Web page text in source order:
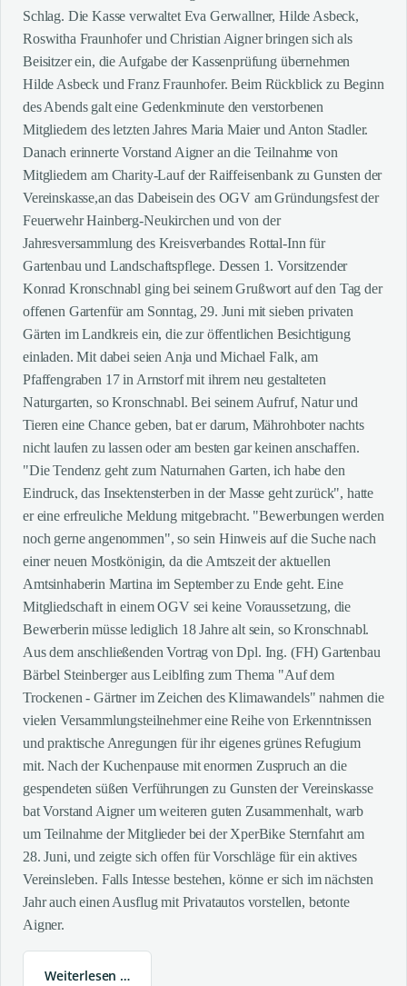
Schlag. Die Kasse verwaltet Eva Gerwallner, Hilde Asbeck,
Roswitha Fraunhofer und Christian Aigner bringen sich als
Beisitzer ein, die Aufgabe der Kassenprüfung übernehmen
Hilde Asbeck und Franz Fraunhofer. Beim Rückblick zu Beginn
des Abends galt eine Gedenkminute den verstorbenen
Mitgliedern des letzten Jahres Maria Maier und Anton Stadler.
Danach erinnerte Vorstand Aigner an die Teilnahme von
Mitgliedern am Charity-Lauf der Raiffeisenbank zu Gunsten der
Vereinskasse,an das Dabeisein des OGV am Gründungsfest der
Feuerwehr Hainberg-Neukirchen und von der
Jahresversammlung des Kreisverbandes Rottal-Inn für
Gartenbau und Landschaftspflege. Dessen 1. Vorsitzender
Konrad Kronschnabl ging bei seinem Grußwort auf den Tag der
offenen Gartenfür am Sonntag, 29. Juni mit sieben privaten
Gärten im Landkreis ein, die zur öffentlichen Besichtigung
einladen. Mit dabei seien Anja und Michael Falk, am
Pfaffengraben 17 in Arnstorf mit ihrem neu gestalteten
Naturgarten, so Kronschnabl. Bei seinem Aufruf, Natur und
Tieren eine Chance geben, bat er darum, Mährohboter nachts
nicht laufen zu lassen oder am besten gar keinen anschaffen.
"Die Tendenz geht zum Naturnahen Garten, ich habe den
Eindruck, das Insektensterben in der Masse geht zurück", hatte
er eine erfreuliche Meldung mitgebracht. "Bewerbungen werden
noch gerne angenommen", so sein Hinweis auf die Suche nach
einer neuen Mostkönigin, da die Amtszeit der aktuellen
Amtsinhaberin Martina im September zu Ende geht. Eine
Mitgliedschaft in einem OGV sei keine Voraussetzung, die
Bewerberin müsse lediglich 18 Jahre alt sein, so Kronschnabl.
Aus dem anschließenden Vortrag von Dpl. Ing. (FH) Gartenbau
Bärbel Steinberger aus Leiblfing zum Thema "Auf dem
Trockenen - Gärtner im Zeichen des Klimawandels" nahmen die
vielen Versammlungsteilnehmer eine Reihe von Erkenntnissen
und praktische Anregungen für ihr eigenes grünes Refugium
mit. Nach der Kuchenpause mit enormen Zuspruch an die
gespendeten süßen Verführungen zu Gunsten der Vereinskasse
bat Vorstand Aigner um weiteren guten Zusammenhalt, warb
um Teilnahme der Mitglieder bei der XperBike Sternfahrt am
28. Juni, und zeigte sich offen für Vorschläge für ein aktives
Vereinsleben. Falls Intesse bestehen, könne er sich im nächsten
Jahr auch einen Ausflug mit Privatautos vorstellen, betonte
Aigner.
Weiterlesen …